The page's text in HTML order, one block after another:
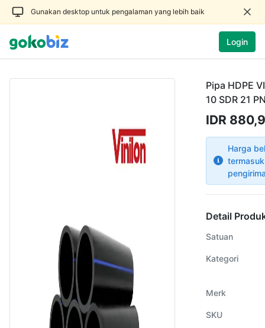
Gunakan desktop untuk pengalaman yang lebih baik
Login
Pipa HDPE
10 SDR 21
IDR
Harga
Detail
Satuan
Kategori
Merk
SKU